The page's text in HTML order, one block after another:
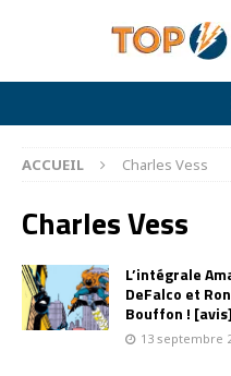
ACCUEIL Charles Vess
Charles Vess
L’intégrale
DeFalco et
Bouffon ! [avis]
13 septembre